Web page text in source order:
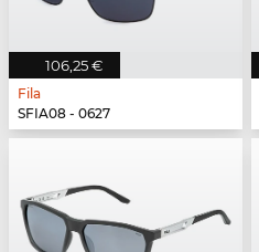
106,25 €
Fila
SFIA08 - 0627